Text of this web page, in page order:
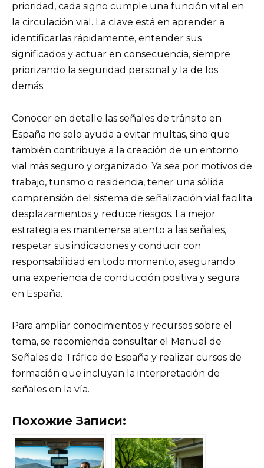
prioridad, cada signo cumple una función vital en
la circulación vial. La clave está en aprender a
identificarlas rápidamente, entender sus
significados y actuar en consecuencia, siempre
priorizando la seguridad personal y la de los
demás.
Conocer en detalle las señales de tránsito en
España no solo ayuda a evitar multas, sino que
también contribuye a la creación de un entorno
vial más seguro y organizado. Ya sea por motivos de
trabajo, turismo o residencia, tener una sólida
comprensión del sistema de señalización vial facilita
desplazamientos y reduce riesgos. La mejor
estrategia es mantenerse atento a las señales,
respetar sus indicaciones y conducir con
responsabilidad en todo momento, asegurando
una experiencia de conducción positiva y segura
en España.
Para ampliar conocimientos y recursos sobre el
tema, se recomienda consultar el Manual de
Señales de Tráfico de España y realizar cursos de
formación que incluyan la interpretación de
señales en la vía.
Похожие Записи: